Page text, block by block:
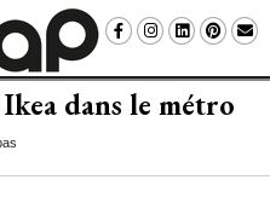
dans le métro